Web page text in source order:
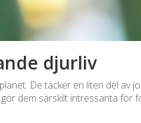
djurliv
De täcker en liten del
dem särskilt intressanta för